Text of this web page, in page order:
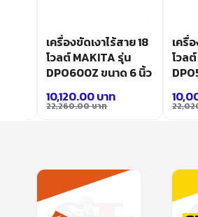
เครื่องขัดเงาไร้สาย 18
โวลต์ MAKITA รุ่น
DPO600Z ขนาด 6 นิ้ว
22,260.00บาท
10,120.00บาท
เครื่
โวล